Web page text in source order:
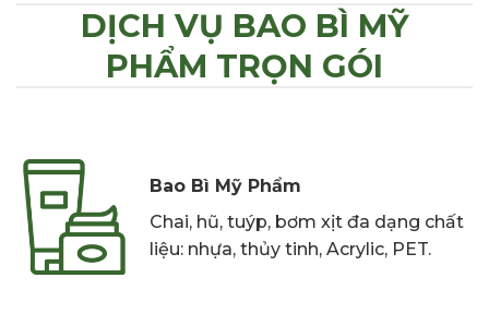
DỊCH VỤ BAO BÌ MỸ
PHẨM TRỌN GÓI
Bao Bì Mỹ Phẩm
Chai, hũ, tuýp, bơm xịt đa dạng chất
liệu: nhựa, thủy tinh, Acrylic, PET.